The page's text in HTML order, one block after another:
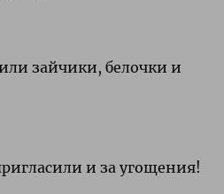
зайчики, белочки и
и за угощения!